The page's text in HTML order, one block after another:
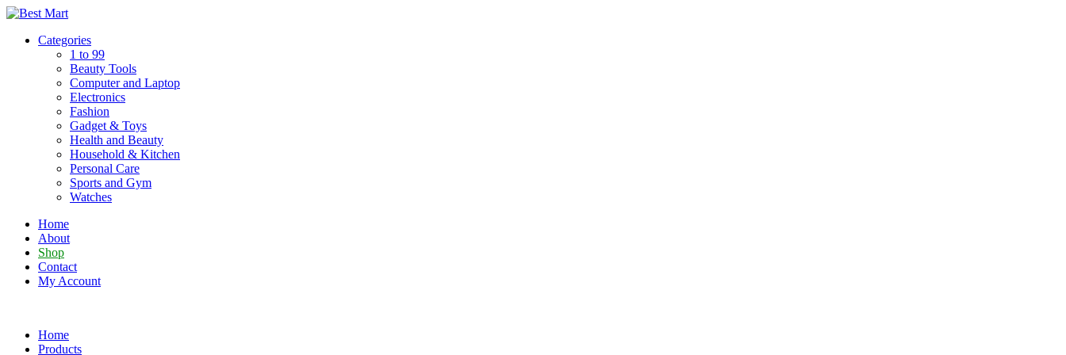
Skip
contentCategories
1 to 99
Beauty Tools
Computer and Laptop
Electronics
Fashion
Gadget & Toys
Health and Beauty
Household & Kitchen
Personal Care
Sports and Gym
Watches
Home
About
Shop
Contact
My Account
Home
Products